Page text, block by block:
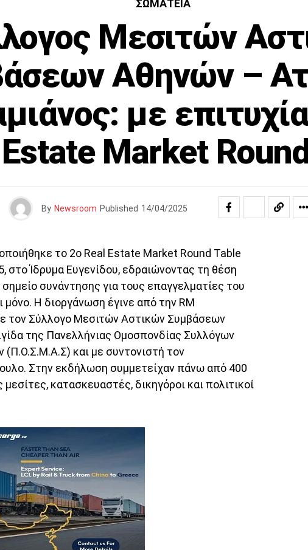
ΣΩΜΑΤΕΊΑ
Μεσιτών
Αθηνών –
με
Market
By Newsroom Published 14/04/2025
το 2ο Real Estate Market Round Table
στο Ίδρυμα Ευγενίδου, εδραιώνοντας τη θέση
συνάντησης για τους επαγγελματίες του
Η διοργάνωση έγινε από την RM
τον Σύλλογο Μεσιτών Αστικών Συμβάσεων
της Πανελλήνιας Ομοσπονδίας Συλλόγων
και με συντονιστή τον
Στην εκδήλωση συμμετείχαν πάνω από 400
κατασκευαστές, δικηγόροι και πολιτικοί